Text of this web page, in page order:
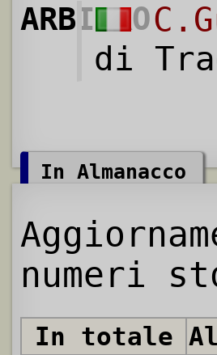
ARBITRO
di
In Almanacco
numeri
In totale